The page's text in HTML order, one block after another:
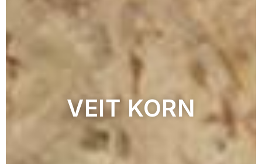
VEIT KORN